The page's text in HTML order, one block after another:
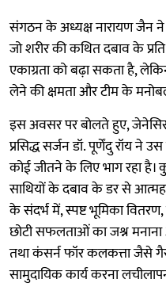
संगठन के अध्यक्ष नारायण जैन ने
जो शरीर की कथित दबाव के
एकाग्रता को बढ़ा सकता है,
लेने की क्षमता और टीम के
इस अवसर पर बोलते हुए,
प्रसिद्ध सर्जन डॉ. पूर्णेंदु रॉय ने
कोई जीतने के लिए भाग रहा
साथियों के दबाव के डर से
के संदर्भ में, स्पष्ट भूमिका
छोटी सफलताओं का जश्न मनाना
तथा कंसर्न फॉर कलकत्ता जैसे
सामुदायिक कार्य करना